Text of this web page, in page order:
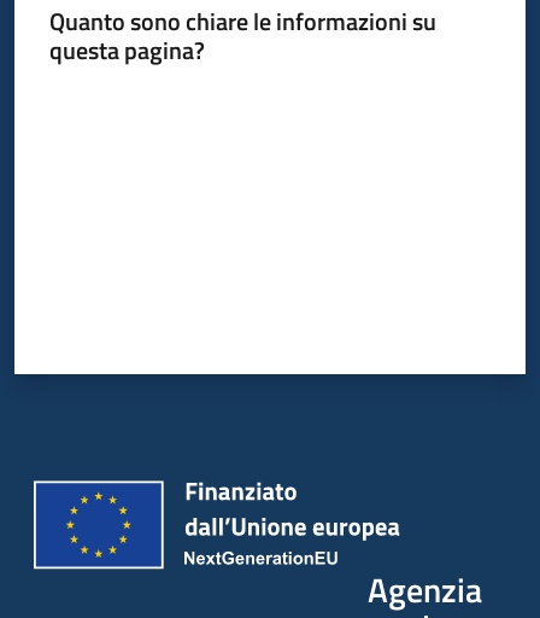
Quanto sono chiare le informazioni su
questa pagina?
Agenzia